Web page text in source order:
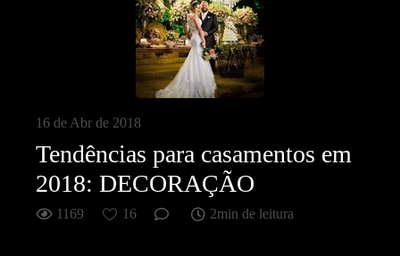
16 de Abr de 2018
Tendências para casamentos em
2018: DECORAÇÃO
1169 16 2min de leitura